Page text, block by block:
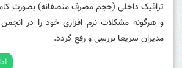
ترافیک داخلی (حجم مصرف منصفانه) بصورت
و هرگونه مشکلات نرم افزاری خود را در
مدیران سریعا بررسی و رفع گردد.